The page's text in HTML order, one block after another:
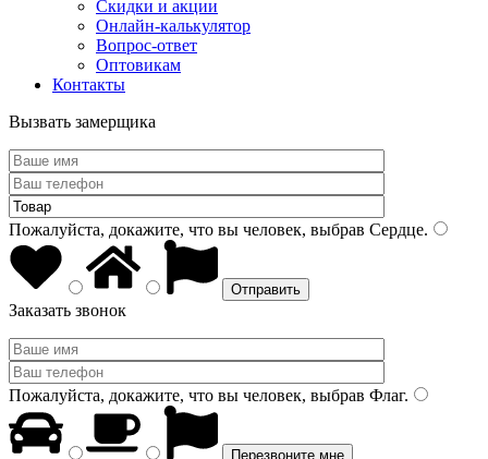
Скидки и акции
Онлайн-калькулятор
Вопрос-ответ
Оптовикам
Контакты
Вызвать замерщика
Пожалуйста, докажите, что вы человек, выбрав Сердце.
Заказать звонок
Пожалуйста, докажите, что вы человек, выбрав Флаг.